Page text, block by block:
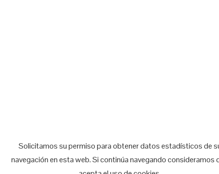
Solicitamos su permiso para obtener datos estadísticos de
navegación en esta web. Si continúa navegando consideramos